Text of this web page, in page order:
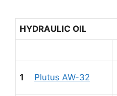
HYDRAULIC OIL
1 Plutus AW-32